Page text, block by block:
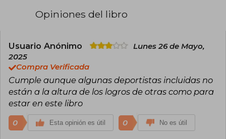
Opiniones del libro
Usuario Anónimo
Lunes 26 de Mayo,
2025
Compra Verificada
Cumple aunque algunas deportistas incluidas no
están a la altura de los logros de otras como para
estar en este libro
0 Esta opinión es útil 0 No es útil